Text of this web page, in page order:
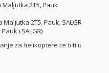
2T5, Pauk
2T5, Pauk, SALGR
i SALGR)
za helikoptere ce biti u